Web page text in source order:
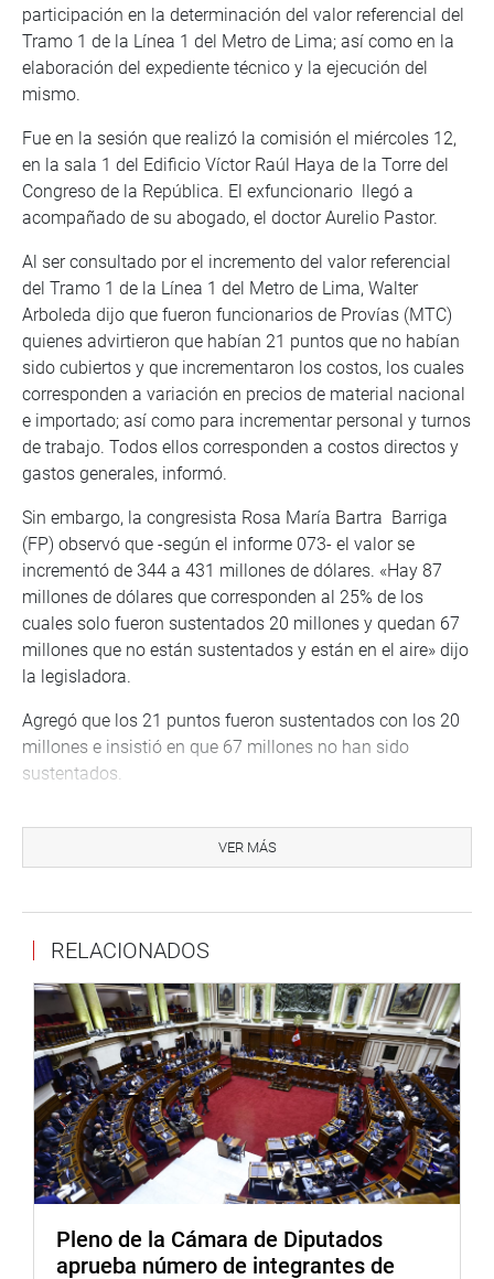
participación en la determinación del valor referencial del
Tramo 1 de la Línea 1 del Metro de Lima; así como en la
elaboración del expediente técnico y la ejecución del
mismo.
Fue en la sesión que realizó la comisión el miércoles 12,
en la sala 1 del Edificio Víctor Raúl Haya de la Torre del
Congreso de la República. El exfuncionario llegó a
acompañado de su abogado, el doctor Aurelio Pastor.
Al ser consultado por el incremento del valor referencial
del Tramo 1 de la Línea 1 del Metro de Lima, Walter
Arboleda dijo que fueron funcionarios de Provías (MTC)
quienes advirtieron que habían 21 puntos que no habían
sido cubiertos y que incrementaron los costos, los cuales
corresponden a variación en precios de material nacional
e importado; así como para incrementar personal y turnos
de trabajo. Todos ellos corresponden a costos directos y
gastos generales, informó.
Sin embargo, la congresista Rosa María Bartra Barriga
(FP) observó que -según el informe 073- el valor se
incrementó de 344 a 431 millones de dólares. «Hay 87
millones de dólares que corresponden al 25% de los
cuales solo fueron sustentados 20 millones y quedan 67
millones que no están sustentados y están en el aire» dijo
la legisladora.
Agregó que los 21 puntos fueron sustentados con los 20
millones e insistió en que 67 millones no han sido
sustentados.
PROVIAS quienes advirtieron la omisión de costos en la
obra y no la Autoridad Autónoma del Tren Eléctrico
Por su parte, el congresista Gino Costa Santolalla (PPK)
sostuvo que el valor referencial con que se convoca la
licitación del tramo 1 es de 456 millones de dólares, se
presenta una oferta de 410 millones (al 90 %) y
finalmente en enero de 2011, trece meses después, se
gana con 519 millones de dólares.
«Inicialmente hubo una diferencia de 63 millones que
representa el 27% del valor referencial, cambios que se
dieron en 2 meses» observó el legislador al tiempo de
pedir explicaciones claras al funcionario dejando entrever
En otro momento, Bartra Barriga cuestionó que en un solo
VER MÁS
RELACIONADOS
Pleno de la Cámara de Diputados
aprueba número de integrantes de